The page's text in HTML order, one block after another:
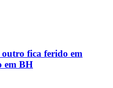
fica ferido em
em BH